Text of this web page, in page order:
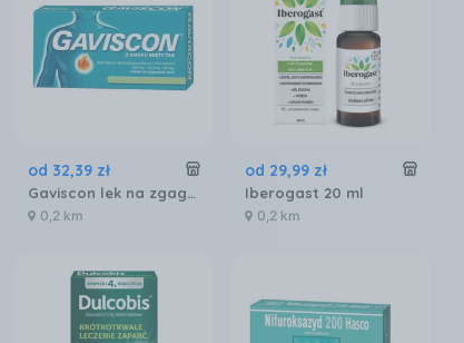
od 32,39 zł
Gaviscon lek na zgagę refluks tabletki 48 szt smak miętowy
0,2 km
od 29,99 zł
Iberogast 20 ml
0,2 km